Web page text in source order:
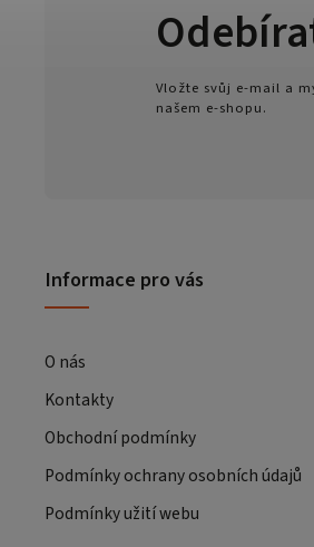
Vložte svůj e-mail a
našem e-shopu.
Informace pro vás
O nás
Kontakty
Obchodní podmínky
Podmínky ochrany osobních údajů
Podmínky užití webu